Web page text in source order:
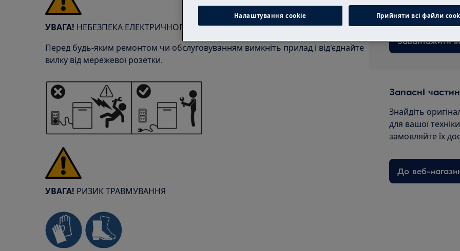
УВАГА! НЕБЕЗПЕКА ЕЛЕКТРИЧНОГО УДАРУ
Перед будь-яким ремонтом чи обслуговуванням вимкніть прилад і від'єднайте
вилку від мережевої розетки.
УВАГА! РИЗИК ТРАВМУВАННЯ
Знайдіть
Завантажити
Запасні
Знайдіть
для вашої
замовляйте їх
До веб-
Налаштування cookie Прийняти всі файли